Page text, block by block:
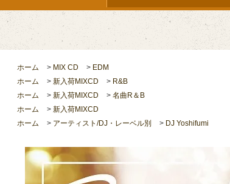
ホーム > MIX CD > EDM
ホーム
> 新入荷MIXCD > R&B
ホーム
> 新入荷MIXCD > 名曲R＆B
ホーム
> 新入荷MIXCD
ホーム
> アーティスト/DJ・レーベル別 > DJ Yoshifumi